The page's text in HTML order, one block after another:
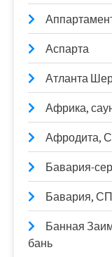
Аспарта
Атланта
Африка,
Афродита,
Бавария-
Бавария,
Банная
бань